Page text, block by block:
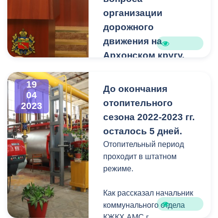
испытание прошли
успешно.
организации
дорожного
движения на
Архонском кругу.
председатель
Общественного совета г.
Владикавказа Михаил
Шаталов, глава АМС г.
Владикавказа Вячеслав
Мильдзихов, начальник
ОГИБДД Управления МВД
Инал Качмазов,
представители
профильных структур
19
04
2023
До окончания
отопительного
сезона 2022-2023 гг.
осталось 5 дней.
Отопительный период
проходит в штатном
режиме.
Как рассказал начальник
коммунального отдела